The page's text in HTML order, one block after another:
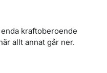
kraftoberoende
allt annat går ner.